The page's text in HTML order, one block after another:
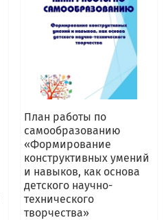
План работы по
самообразованию
«Формирование
конструктивных умений
и навыков, как основа
детского научно-
технического
творчества»